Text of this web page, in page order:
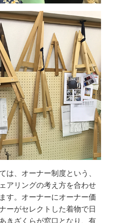
は、オーナー制度という、
アリングの考え方を合わせ
す。オーナーにオーナー価
ーがセレクトした着物で日
きざくらが窓口となり、有